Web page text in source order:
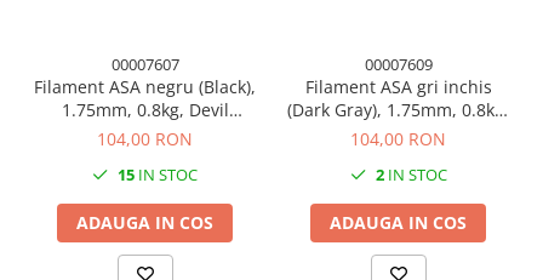
Temperatură duză:
Temperatură pat încălzit:
90–105 °C
R ăcirea piesei:nerecomandată
un material fiabil și durabil pentru imprimarea 3D, în special
pentru aplicații de exterior și piese supuse solicitărilor mecanice.
00007607
Filament ASA negru (Black),
1.75mm, 0.8kg, Devil
Design, imprimanta 3D
104,00 RON
15 IN STOC
ADAUGA IN COS
00007609
Filament ASA gri inchis
(Dark Gray), 1.75mm, 0.8kg,
Devil Design, imprimanta
104,00 RON
2IN STOC
ADAUGA IN COS